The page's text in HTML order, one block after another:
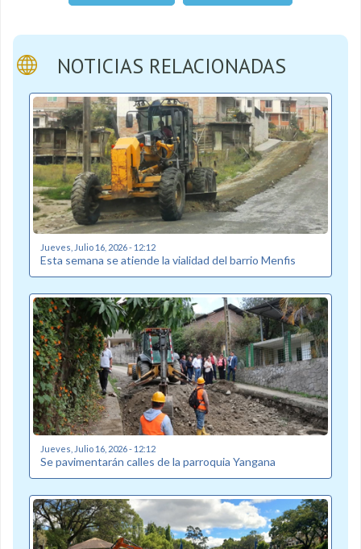
NOTICIAS RELACIONADAS
Jueves, Julio 16, 2026 - 12:12
Esta semana se atiende la vialidad del barrio Menfis
Jueves, Julio 16, 2026 - 12:12
Se pavimentarán calles de la parroquia Yangana